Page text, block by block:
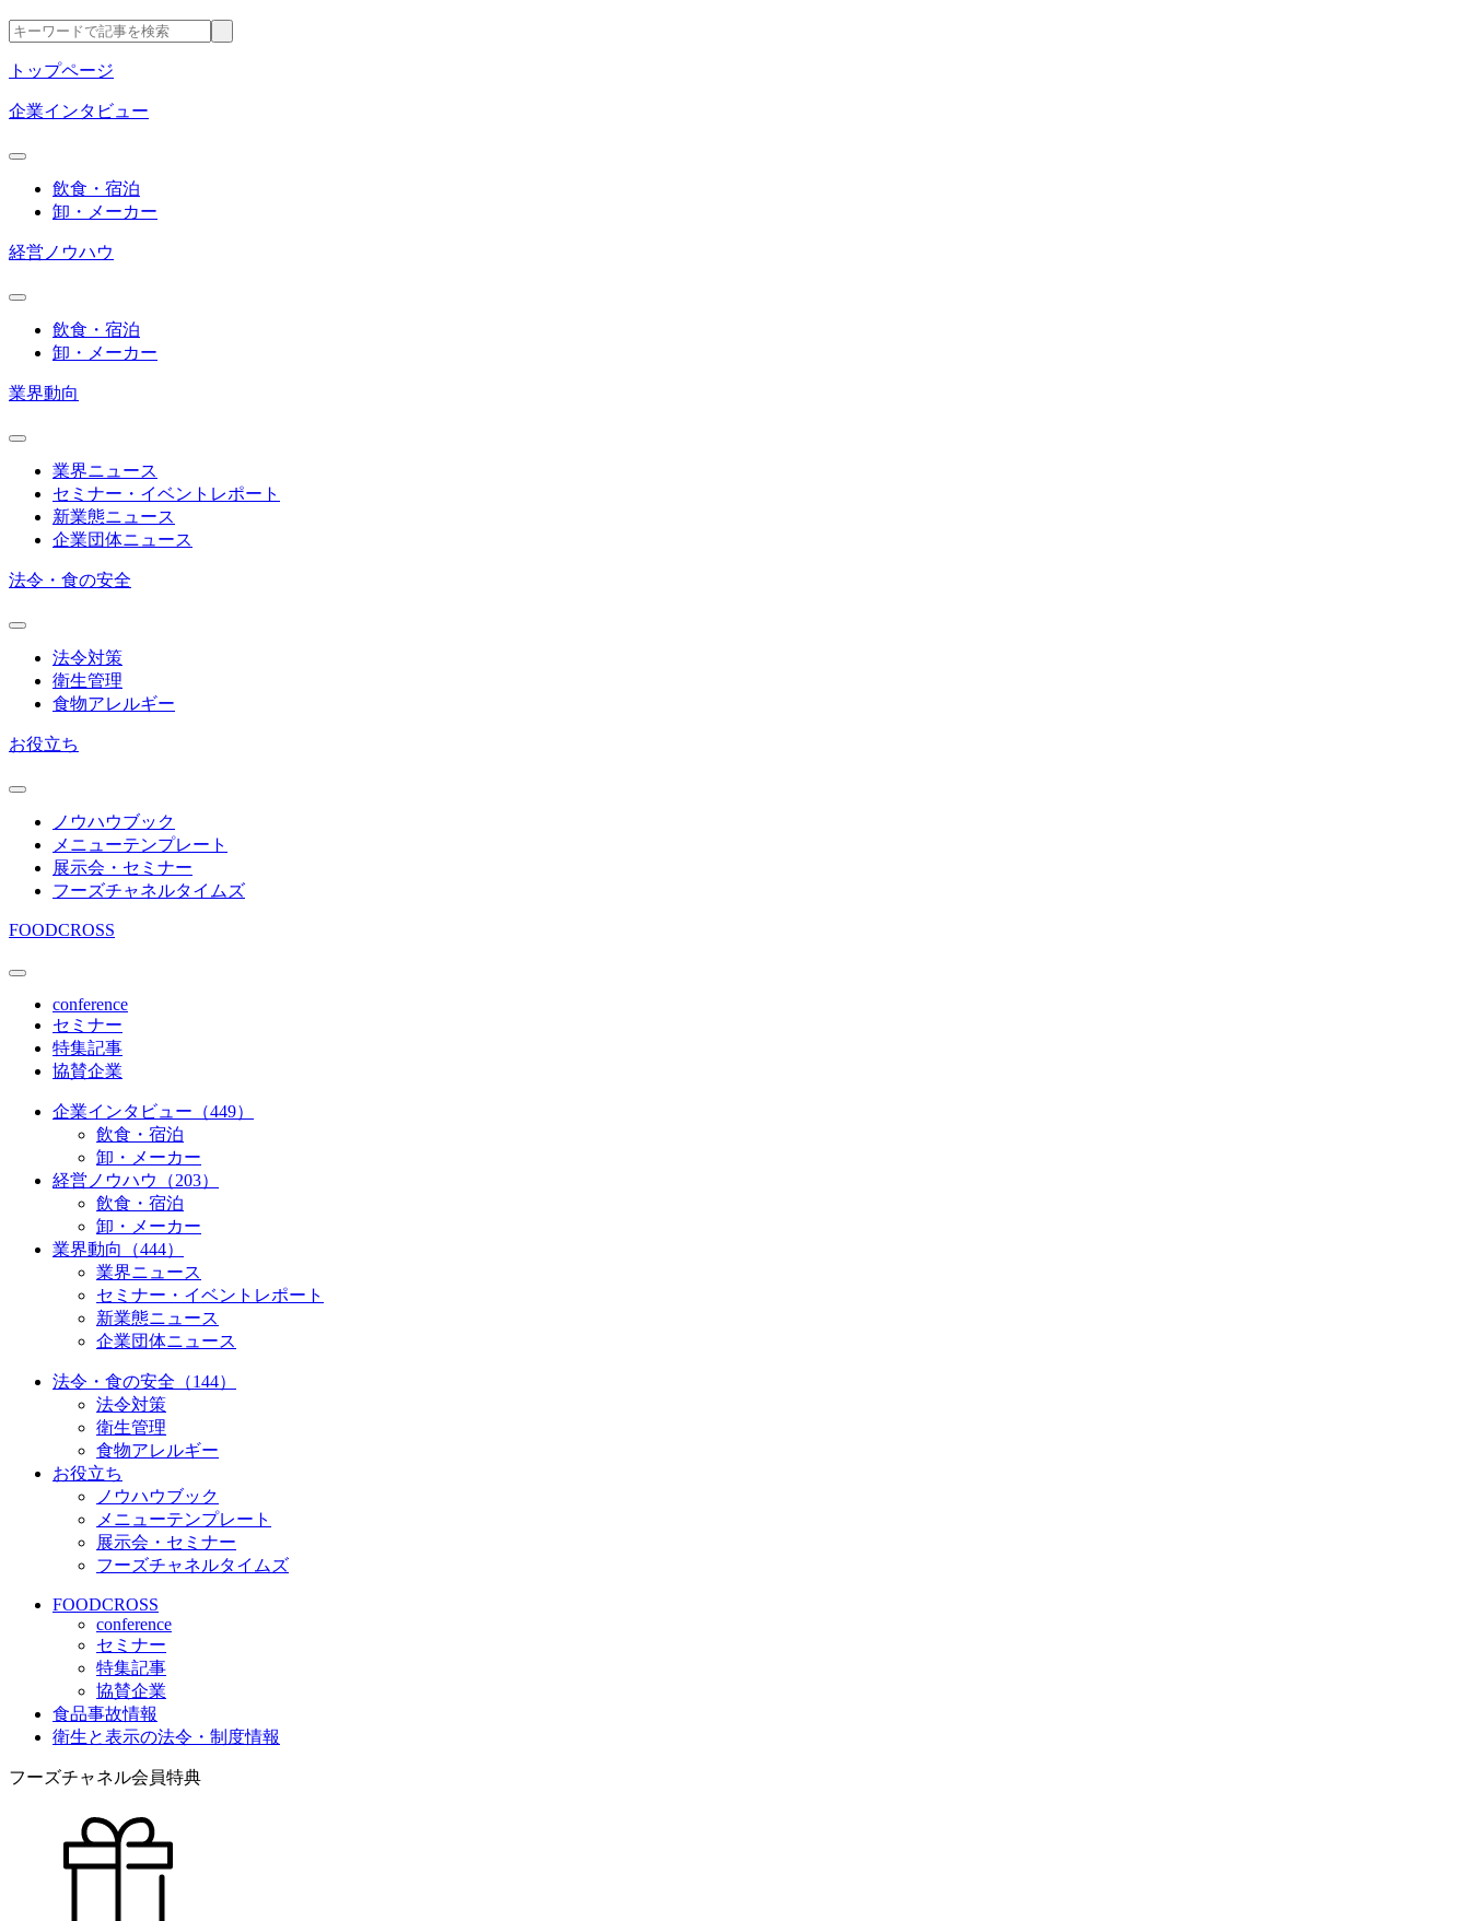
トップページ
企業インタビュー
飲食・宿泊
卸・メーカー
経営ノウハウ
飲食・宿泊
卸・メーカー
業界動向
業界ニュース
セミナー・イベントレポート
新業態ニュース
企業団体ニュース
法令・食の安全
法令対策
衛生管理
食物アレルギー
お役立ち
ノウハウブック
メニューテンプレート
展示会・セミナー
フーズチャネルタイムズ
FOODCROSS
conference
セミナー
特集記事
協賛企業
企業インタビュー（449）
飲食・宿泊
卸・メーカー
経営ノウハウ（203）
飲食・宿泊
卸・メーカー
業界動向（444）
業界ニュース
セミナー・イベントレポート
新業態ニュース
企業団体ニュース
法令・食の安全（144）
法令対策
衛生管理
食物アレルギー
お役立ち
ノウハウブック
メニューテンプレート
展示会・セミナー
フーズチャネルタイムズ
FOODCROSS
conference
セミナー
特集記事
協賛企業
食品事故情報
衛生と表示の法令・制度情報
フーズチャネル会員特典